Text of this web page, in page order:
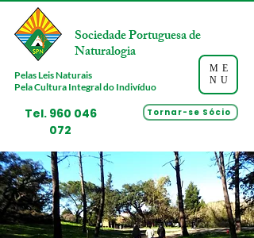
ME
NU
Tel. 960 046
072
Sociedade Portuguesa de
Naturalogia
Pelas Leis Naturais
Pela Cultura Integral do Indivíduo
Tornar-se Sócio